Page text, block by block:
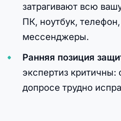
затрагивают всю
ПК, ноутбук,
мессенджеры.
Ранняя позиция
экспертиз
допросе трудно